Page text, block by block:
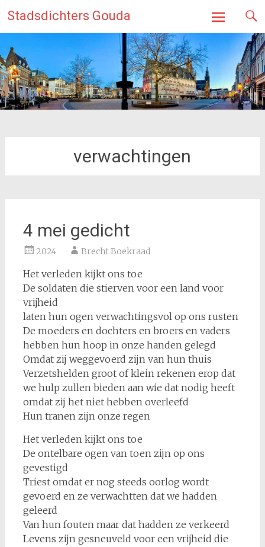
naar
de
inhoud
Stadsdichters Gouda
verwachtingen
4 mei gedicht
2024 Brecht Boekraad
Het verleden kijkt ons toe
De soldaten die stierven voor een land voor
vrijheid
laten hun ogen verwachtingsvol op ons rusten
De moeders en dochters en broers en vaders
hebben hun hoop in onze handen gelegd
Omdat zij weggevoerd zijn van hun thuis
Verzetshelden groot of klein rekenen erop dat
we hulp zullen bieden aan wie dat nodig heeft
omdat zij het niet hebben overleefd
Hun tranen zijn onze regen
Het verleden kijkt ons toe
De ontelbare ogen van toen zijn op ons
gevestigd
Triest omdat er nog steeds oorlog wordt
gevoerd en ze verwachtten dat we hadden
geleerd
Van hun fouten maar dat hadden ze verkeerd
Levens zijn gesneuveld voor een vrijheid die